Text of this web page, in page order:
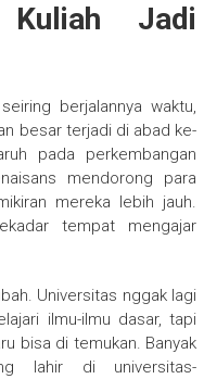
Kuliah Jadi
berjalannya waktu,
besar terjadi di abad ke-
pada perkembangan
mendorong para
mereka lebih jauh.
tempat mengajar
Universitas nggak lagi
ilmu-ilmu dasar, tapi
bisa di temukan. Banyak
lahir di universitas-